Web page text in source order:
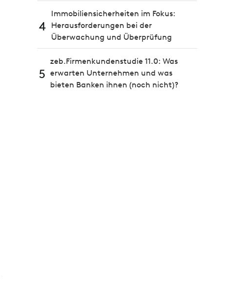
4
Immobiliensicherheiten im Fokus:
Herausforderungen bei der
Überwachung und Überprüfung
5
zeb.Firmenkundenstudie 11.0: Was
erwarten Unternehmen und was
bieten Banken ihnen (noch nicht)?